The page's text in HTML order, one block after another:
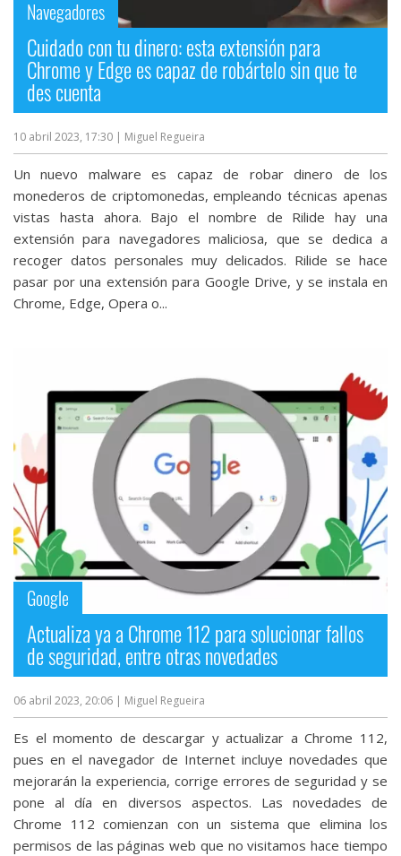
Navegadores
Cuidado con tu dinero: esta extensión para
Chrome y Edge es capaz de robártelo sin que te
des cuenta
10 abril 2023, 17:30 | Miguel Regueira
Un nuevo malware es capaz de robar dinero de los
monederos de criptomonedas, empleando técnicas apenas
vistas hasta ahora. Bajo el nombre de Rilide hay una
extensión para navegadores maliciosa, que se dedica a
recoger datos personales muy delicados. Rilide se hace
pasar por una extensión para Google Drive, y se instala en
Chrome, Edge, Opera o...
Google
Actualiza ya a Chrome 112 para solucionar fallos
de seguridad, entre otras novedades
06 abril 2023, 20:06 | Miguel Regueira
Es el momento de descargar y actualizar a Chrome 112,
pues en el navegador de Internet incluye novedades que
mejorarán la experiencia, corrige errores de seguridad y se
pone al día en diversos aspectos. Las novedades de
Chrome 112 comienzan con un sistema que elimina los
permisos de las páginas web que no visitamos hace tiempo